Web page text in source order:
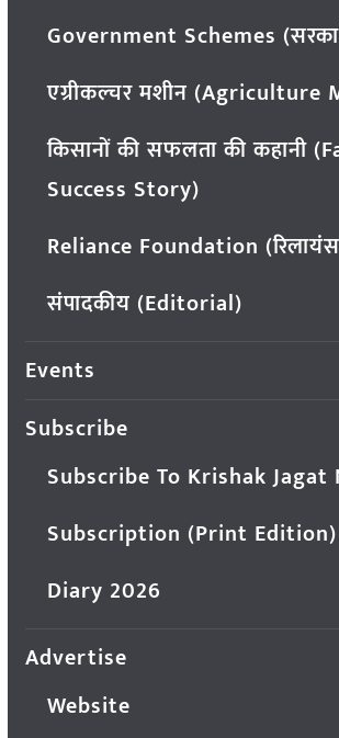
Government Schemes
एग्रीकल्चर मशीन (Agriculture
किसानों की सफलता की कहानी
Success Story)
Reliance Foundation
संपादकीय (Editorial)
Events
Subscribe
Subscribe To Krishak
Subscription (Print Edition)
Diary 2026
Advertise
Website